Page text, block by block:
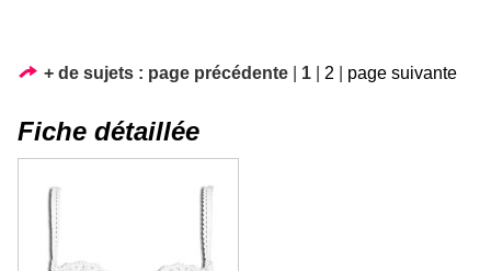
+ de sujets : page précédente 1 2 page suivante
Fiche détaillée